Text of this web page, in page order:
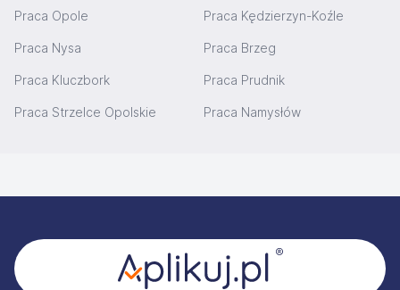
Praca Opole Praca Kędzierzyn-Koźle
Praca Nysa Praca Brzeg
Praca Kluczbork Praca Prudnik
Praca Strzelce Opolskie Praca Namysłów